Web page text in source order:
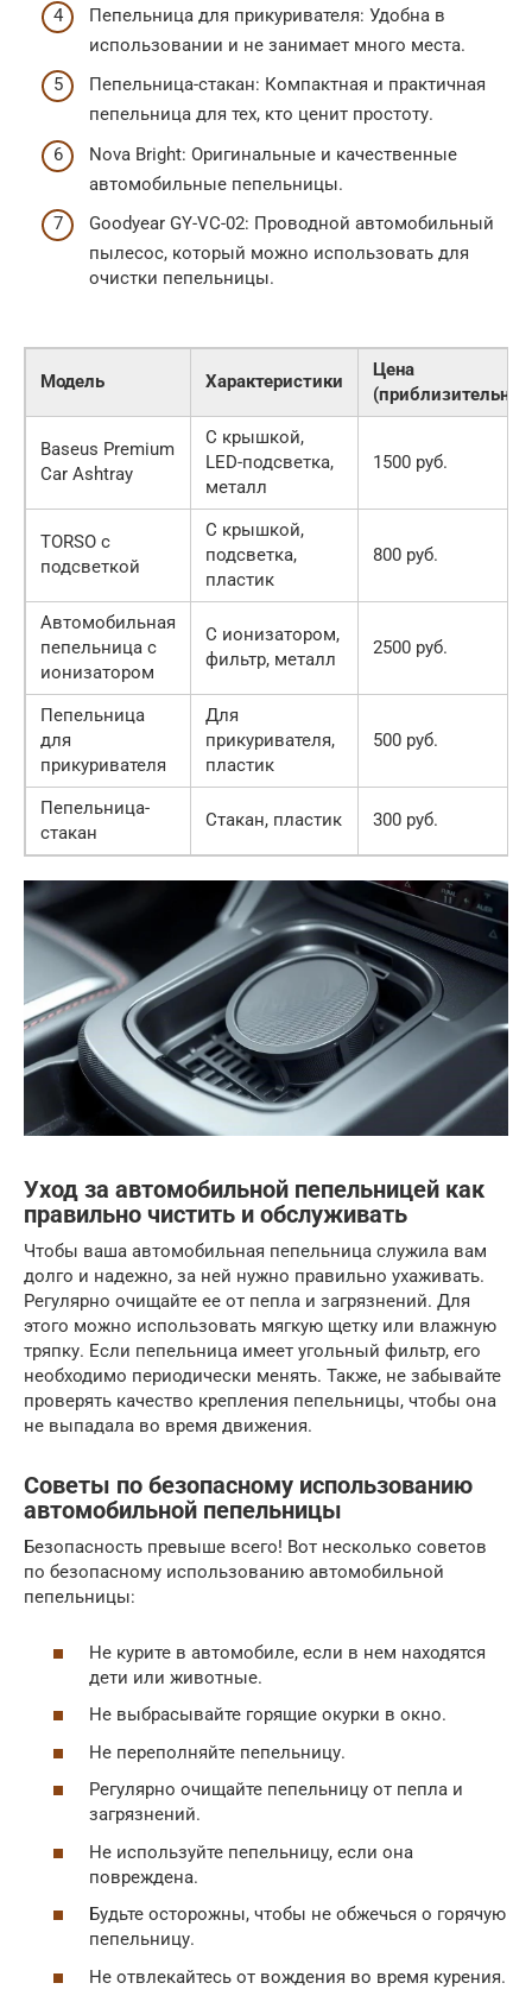
Пепельница для прикуривателя: Удобна в
использовании и не занимает много места.
Пепельница-стакан: Компактная и практичная
пепельница для тех, кто ценит простоту.
Nova Bright: Оригинальные и качественные
автомобильные пепельницы.
Goodyear GY-VC-02: Проводной автомобильный
пылесос, который можно использовать для
очистки пепельницы.
Модель Характеристики
Цена
(приблизительно)
Baseus Premium
Car Ashtray
С крышкой,
LED-подсветка,
металл
1500 руб.
TORSO с
подсветкой
С крышкой,
подсветка,
пластик
800 руб.
Автомобильная
пепельница с
ионизатором
С ионизатором,
фильтр, металл
2500 руб.
Пепельница
для
прикуривателя
Для
прикуривателя,
пластик
500 руб.
Пепельница-
стакан
Стакан, пластик 300 руб.
Уход за автомобильной пепельницей как
правильно чистить и обслуживать
Чтобы ваша автомобильная пепельница служила вам
долго и надежно, за ней нужно правильно ухаживать.
Регулярно очищайте ее от пепла и загрязнений. Для
этого можно использовать мягкую щетку или влажную
тряпку. Если пепельница имеет угольный фильтр, его
необходимо периодически менять. Также, не забывайте
проверять качество крепления пепельницы, чтобы она
не выпадала во время движения.
Советы по безопасному использованию
автомобильной пепельницы
Безопасность превыше всего! Вот несколько советов
по безопасному использованию автомобильной
пепельницы:
Не курите в автомобиле, если в нем находятся
дети или животные.
Не выбрасывайте горящие окурки в окно.
Не переполняйте пепельницу.
Регулярно очищайте пепельницу от пепла и
загрязнений.
Не используйте пепельницу, если она
повреждена.
Будьте осторожны, чтобы не обжечься о горячую
пепельницу.
Не отвлекайтесь от вождения во время курения.